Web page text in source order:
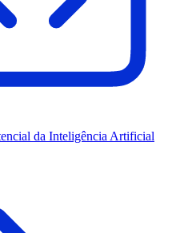
da Inteligência Artificial